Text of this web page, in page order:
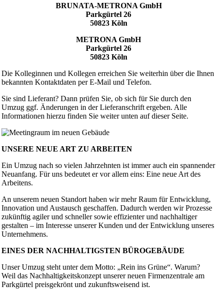
BRUNATA-METRONA GmbH
Parkgürtel 26
50823 Köln
METRONA GmbH
Parkgürtel 26
50823 Köln
Die Kolleginnen und Kollegen erreichen Sie weiterhin über die Ihnen
bekannten Kontaktdaten per E-Mail und Telefon.
Sie sind Lieferant? Dann prüfen Sie, ob sich für Sie durch den
Umzug ggf. Änderungen in der Lieferanschrift ergeben. Alle
Informationen hierzu finden Sie weiter unten auf dieser Seite.
UNSERE NEUE ART ZU ARBEITEN
Ein Umzug nach so vielen Jahrzehnten ist immer auch ein spannender
Neuanfang. Für uns bedeutet er vor allem eins: Eine neue Art des
Arbeitens.
An unserem neuen Standort haben wir mehr Raum für Entwicklung,
Innovation und Austausch geschaffen. Dadurch werden wir Prozesse
zukünftig agiler und schneller sowie effizienter und nachhaltiger
gestalten – im Interesse unserer Kunden und der Entwicklung unseres
Unternehmens.
EINES DER NACHHALTIGSTEN BÜROGEBÄUDE
Unser Umzug steht unter dem Motto: „Rein ins Grüne“. Warum?
Weil das Nachhaltigkeitskonzept unserer neuen Firmenzentrale am
Parkgürtel preisgekrönt und zukunftsweisend ist.